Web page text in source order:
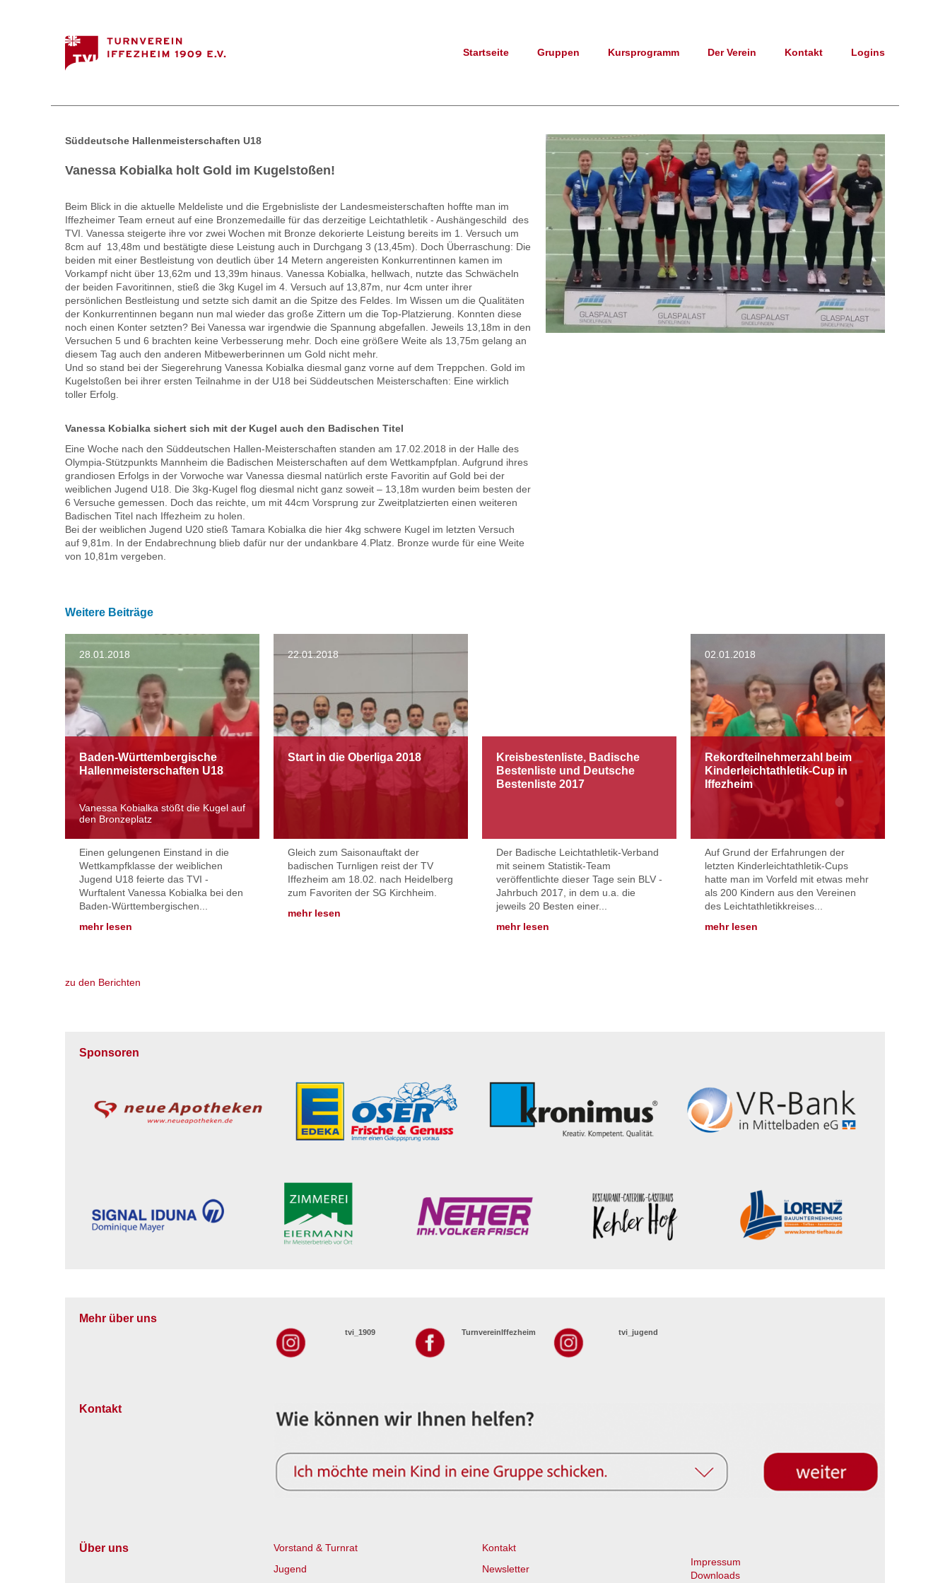
Startseite Gruppen Kursprogramm Der Verein Kontakt Logins
Süddeutsche Hallenmeisterschaften U18
Vanessa Kobialka holt Gold im Kugelstoßen!
Beim Blick in die aktuelle Meldeliste und die Ergebnisliste der Landesmeisterschaften hoffte man im
Iffezheimer Team erneut auf eine Bronzemedaille für das derzeitige Leichtathletik - Aushängeschild des
TVI. Vanessa steigerte ihre vor zwei Wochen mit Bronze dekorierte Leistung bereits im 1. Versuch um
8cm auf 13,48m und bestätigte diese Leistung auch in Durchgang 3 (13,45m). Doch Überraschung: Die
beiden mit einer Bestleistung von deutlich über 14 Metern angereisten Konkurrentinnen kamen im
Vorkampf nicht über 13,62m und 13,39m hinaus. Vanessa Kobialka, hellwach, nutzte das Schwächeln
der beiden Favoritinnen, stieß die 3kg Kugel im 4. Versuch auf 13,87m, nur 4cm unter ihrer
persönlichen Bestleistung und setzte sich damit an die Spitze des Feldes. Im Wissen um die Qualitäten
der Konkurrentinnen begann nun mal wieder das große Zittern um die Top-Platzierung. Konnten diese
noch einen Konter setzten? Bei Vanessa war irgendwie die Spannung abgefallen. Jeweils 13,18m in den
Versuchen 5 und 6 brachten keine Verbesserung mehr. Doch eine größere Weite als 13,75m gelang an
diesem Tag auch den anderen Mitbewerberinnen um Gold nicht mehr.
Und so stand bei der Siegerehrung Vanessa Kobialka diesmal ganz vorne auf dem Treppchen. Gold im
Kugelstoßen bei ihrer ersten Teilnahme in der U18 bei Süddeutschen Meisterschaften: Eine wirklich
toller Erfolg.
Vanessa Kobialka sichert sich mit der Kugel auch den Badischen Titel
Eine Woche nach den Süddeutschen Hallen-Meisterschaften standen am 17.02.2018 in der Halle des
Olympia-Stützpunkts Mannheim die Badischen Meisterschaften auf dem Wettkampfplan. Aufgrund ihres
grandiosen Erfolgs in der Vorwoche war Vanessa diesmal natürlich erste Favoritin auf Gold bei der
weiblichen Jugend U18. Die 3kg-Kugel flog diesmal nicht ganz soweit – 13,18m wurden beim besten der
6 Versuche gemessen. Doch das reichte, um mit 44cm Vorsprung zur Zweitplatzierten einen weiteren
Badischen Titel nach Iffezheim zu holen.
Bei der weiblichen Jugend U20 stieß Tamara Kobialka die hier 4kg schwere Kugel im letzten Versuch
auf 9,81m. In der Endabrechnung blieb dafür nur der undankbare 4.Platz. Bronze wurde für eine Weite
von 10,81m vergeben.
Weitere Beiträge
28.01.2018
Baden-Württembergische
Hallenmeisterschaften U18
Vanessa Kobialka stößt die Kugel auf
den Bronzeplatz
Einen gelungenen Einstand in die
Wettkampfklasse der weiblichen
Jugend U18 feierte das TVI -
Wurftalent Vanessa Kobialka bei den
Baden-Württembergischen...
mehr lesen
22.01.2018
Start in die Oberliga 2018
Gleich zum Saisonauftakt der
badischen Turnligen reist der TV
Iffezheim am 18.02. nach Heidelberg
zum Favoriten der SG Kirchheim.
mehr lesen
Kreisbestenliste, Badische
Bestenliste und Deutsche
Bestenliste 2017
Der Badische Leichtathletik-Verband
mit seinem Statistik-Team
veröffentlichte dieser Tage sein BLV -
Jahrbuch 2017, in dem u.a. die
jeweils 20 Besten einer...
mehr lesen
02.01.2018
Rekordteilnehmerzahl beim
Kinderleichtathletik-Cup in
Iffezheim
Auf Grund der Erfahrungen der
letzten Kinderleichtathletik-Cups
hatte man im Vorfeld mit etwas mehr
als 200 Kindern aus den Vereinen
des Leichtathletikkreises...
mehr lesen
zu den Berichten
Sponsoren
Mehr über uns
tvi_1909 TurnvereinIffezheim tvi_jugend
Kontakt
Über uns
Vorstand & Turnrat
Jugend
Kontakt
Newsletter
Impressum
Downloads